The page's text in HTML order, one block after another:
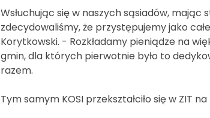
Wsłuchując się w naszych sąsiadów,
zdecydowaliśmy, że przystępujemy jako
Korytkowski. - Rozkładamy pieniądze na
gmin, dla których pierwotnie było to
razem.
Tym samym KOSI przekształciło się w ZIT